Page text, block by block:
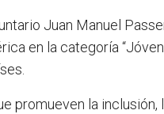
Juan Manuel
en la categoría
promueven la inclusión,